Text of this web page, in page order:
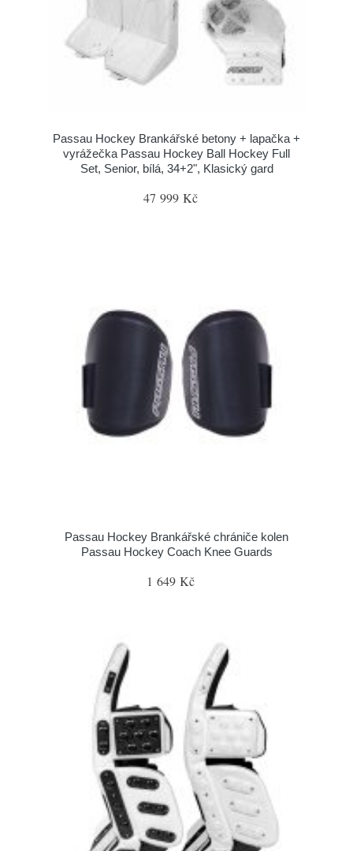
Passau Hockey Brankářské betony + lapačka +
vyrážečka Passau Hockey Ball Hockey Full
Set, Senior, bílá, 34+2", Klasický gard
47 999 Kč
Passau Hockey Brankářské chrániče kolen
Passau Hockey Coach Knee Guards
1 649 Kč